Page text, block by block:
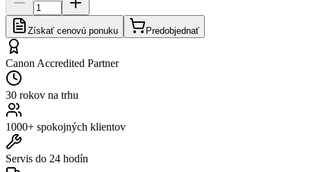
Získať cenovú ponuku Predobjednať
Canon Accredited Partner
30 rokov na trhu
1000+ spokojných klientov
Servis do 24 hodín